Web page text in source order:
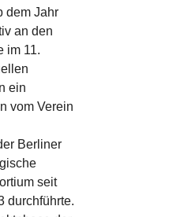
dem Jahr
an den
im 11.
ein
vom Verein
Berliner
seit
durchführte.